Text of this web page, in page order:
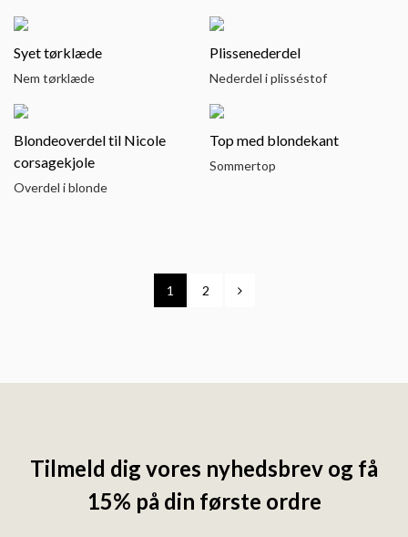
Syet tørklæde
Nem tørklæde
Plissenederdel
Nederdel i plisséstof
Blondeoverdel til Nicole
corsagekjole
Overdel i blonde
Top med blondekant
Sommertop
1 2
Tilmeld dig vores nyhedsbrev og få
15% på din første ordre